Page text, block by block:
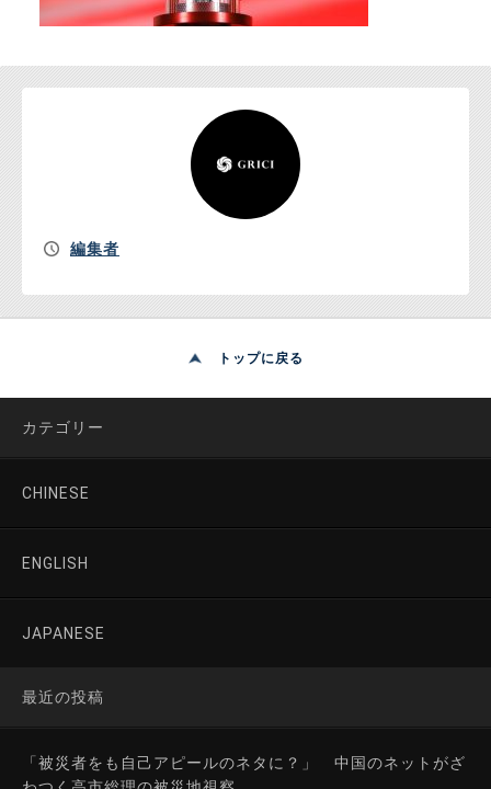
編集者
トップに戻る
カテゴリー
CHINESE
ENGLISH
JAPANESE
最近の投稿
「被災者をも自己アピールのネタに？」 中国のネットがざ